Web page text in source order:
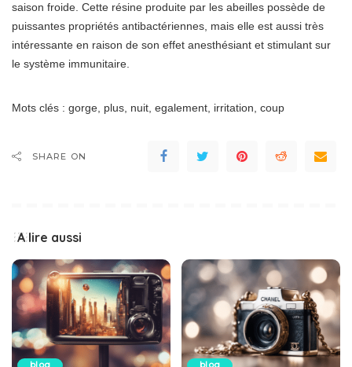
saison froide. Cette résine produite par les abeilles possède de
puissantes propriétés antibactériennes, mais elle est aussi très
intéressante en raison de son effet anesthésiant et stimulant sur
le système immunitaire.
Mots clés : gorge, plus, nuit, egalement, irritation, coup
SHARE ON
A lire aussi
blog blog